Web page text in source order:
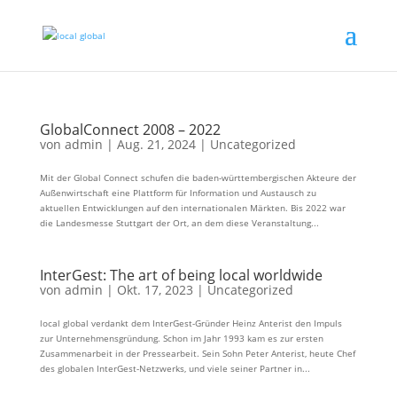
GlobalConnect 2008 – 2022
von admin | Aug. 21, 2024| Uncategorized
Mit der Global Connect schufen die baden-württembergischen Akteure der
Außenwirtschaft eine Plattform für Information und Austausch zu
aktuellen Entwicklungen auf den internationalen Märkten. Bis 2022 war
die Landesmesse Stuttgart der Ort, an dem diese Veranstaltung...
InterGest: The art of being local worldwide
von admin | Okt. 17, 2023 | Uncategorized
local global verdankt dem InterGest-Gründer Heinz Anterist den Impuls
zur Unternehmensgründung. Schon im Jahr 1993 kam es zur ersten
Zusammenarbeit in der Pressearbeit. Sein Sohn Peter Anterist, heute Chef
des globalen InterGest-Netzwerks, und viele seiner Partner in...